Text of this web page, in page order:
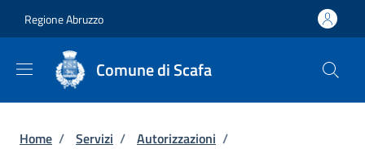
Regione Abruzzo
Comune di Scafa
Briciole di pane
Home / Servizi / Autorizzazioni /